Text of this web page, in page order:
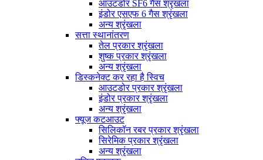
आउटडोर SF6 गैस श्रृंखला
इंडोर एसएफ 6 गैस श्रृंखला
अन्य श्रृंखला
सत्ता स्थानांतरण
तेल प्रकार श्रृंखला
शुष्क प्रकार श्रृंखला
अन्य श्रृंखला
डिस्कनेक्ट कर रहा है स्विच
आउटडोर प्रकार श्रृंखला
इंडोर प्रकार श्रृंखला
अन्य श्रृंखला
फ्यूज कटआउट
सिलिकॉन रबर प्रकार श्रृंखला
सिरेमिक प्रकार श्रृंखला
अन्य श्रृंखला